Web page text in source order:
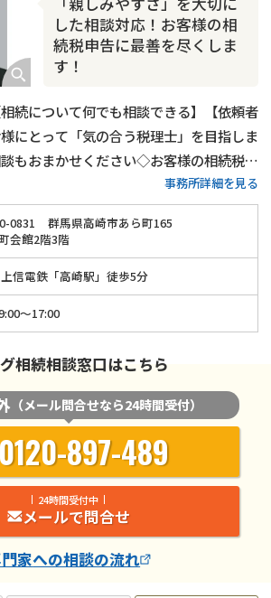
した相談対応！お客様の相
続税申告に最善を尽くしま
す！
相続について何でも相談できる】【依頼者
にとって「気の合う税理士」を目指しま
もおまかせください◇お客様の相続税申
事務所詳細を見る
-0831
群馬県高崎市あら町165
会館2階3階
信電鉄「高崎駅」徒歩5分
〜17:00
相続相談窓口はこちら
（メール問合せなら24時間受付）
0120-897-489
24時間受付中
メールで問合せ
家への相談の流れ